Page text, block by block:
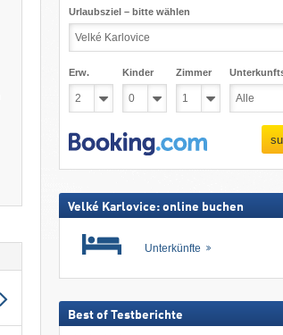
Urlaubsziel – bitte wählen
Erw. Kinder Zimmer
Velké Karlovice: online buchen
Unterkünfte
Best of Testberichte